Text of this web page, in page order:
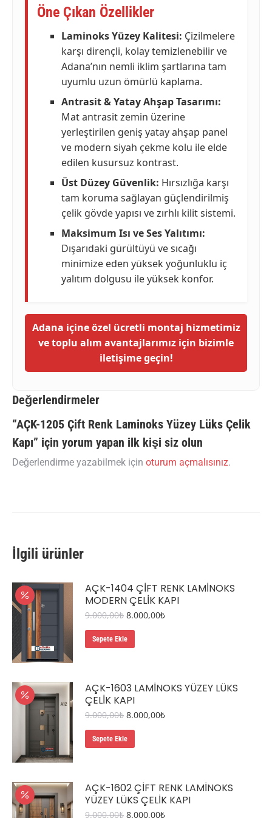
Öne Çıkan Özellikler
Laminoks Yüzey Kalitesi: Çizilmelere
karşı dirençli, kolay temizlenebilir ve
Adana’nın nemli iklim şartlarına tam
uyumlu uzun ömürlü kaplama.
Antrasit & Yatay Ahşap Tasarımı:
Mat antrasit zemin üzerine
yerleştirilen geniş yatay ahşap panel
ve modern siyah çekme kolu ile elde
edilen kusursuz kontrast.
Üst Düzey Güvenlik: Hırsızlığa karşı
tam koruma sağlayan güçlendirilmiş
çelik gövde yapısı ve zırhlı kilit sistemi.
Maksimum Isı ve Ses Yalıtımı:
Dışarıdaki gürültüyü ve sıcağı
minimize eden yüksek yoğunluklu iç
yalıtım dolgusu ile yüksek konfor.
Adana içine özel ücretli montaj hizmetimiz
ve toplu alım avantajlarımız için bizimle
iletişime geçin!
Değerlendirmeler
“AÇK-1205 Çift Renk Laminoks Yüzey Lüks Çelik
Kapı” için yorum yapan ilk kişi siz olun
Değerlendirme yazabilmek için oturum açmalısınız.
İlgili ürünler
AÇK-1404 ÇIFT RENK LAMINOKS
MODERN ÇELIK KAPI
9.000,00₺ Orijinal
9.000,00₺.
8.000,00₺Şu
Sepete Ekle
AÇK-1603 LAMINOKS YÜZEY LÜKS
ÇELIK KAPI
9.000,00₺ Orijinal
9.000,00₺.
8.000,00₺Şu
Sepete Ekle
AÇK-1602 ÇIFT RENK LAMINOKS
YÜZEY LÜKS ÇELIK KAPI
9.000,00₺ Orijinal
8.000,00₺Şu